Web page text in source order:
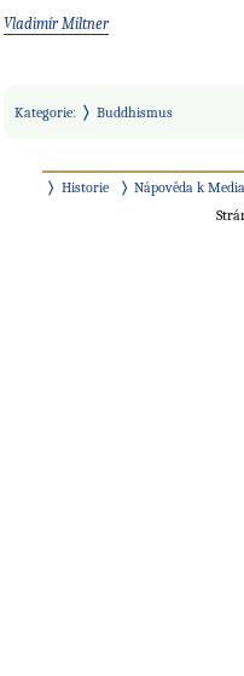
Vladimír Miltner
Kategorie: Buddhismus
Historie Nápověda k